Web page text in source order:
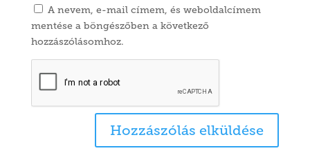
A nevem, e-mail címem, és weboldalcímem
mentése a böngészőben a következő
hozzászólásomhoz.